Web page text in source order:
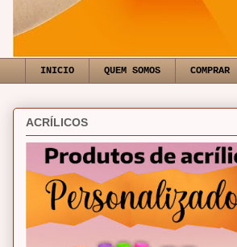
INICIO QUEM SOMOS COMPRAR
ACRÍLICOS